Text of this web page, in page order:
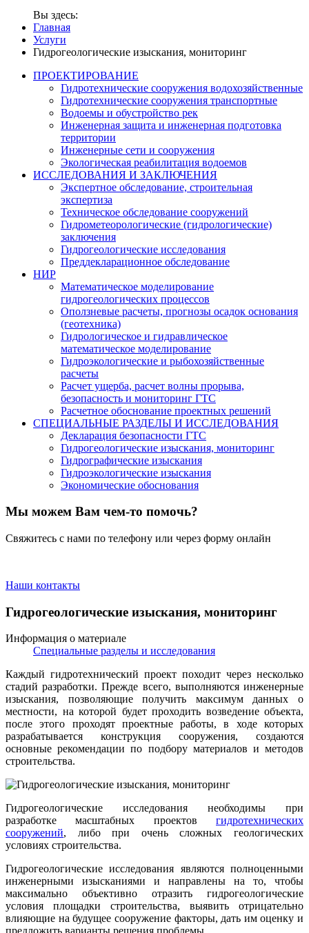
Вы здесь:
Главная
Услуги
Гидрогеологические изыскания, мониторинг
ПРОЕКТИРОВАНИЕ
Гидротехнические сооружения водохозяйственные
Гидротехнические сооружения транспортные
Водоемы и обустройство рек
Инженерная защита и инженерная подготовка
территории
Инженерные сети и сооружения
Экологическая реабилитация водоемов
ИССЛЕДОВАНИЯ И ЗАКЛЮЧЕНИЯ
Экспертное обследование, строительная
экспертиза
Техническое обследование сооружений
Гидрометеорологические (гидрологические)
заключения
Гидрогеологические исследования
Преддекларационное обследование
НИР
Математическое моделирование
гидрогеологических процессов
Оползневые расчеты, прогнозы осадок основания
(геотехника)
Гидрологическое и гидравлическое
математическое моделирование
Гидроэкологические и рыбохозяйственные
расчеты
Расчет ущерба, расчет волны прорыва,
безопасность и мониторинг ГТС
Расчетное обоснование проектных решений
СПЕЦИАЛЬНЫЕ РАЗДЕЛЫ И ИССЛЕДОВАНИЯ
Декларация безопасности ГТС
Гидрогеологические изыскания, мониторинг
Гидрографические изыскания
Гидроэкологические изыскания
Экономические обоснования
Мы можем Вам чем-то помочь?
Свяжитесь с нами по телефону или через форму онлайн
Наши контакты
Гидрогеологические изыскания, мониторинг
Информация о материале
Специальные разделы и исследования
Каждый гидротехнический проект походит через несколько
стадий разработки. Прежде всего, выполняются инженерные
изыскания, позволяющие получить максимум данных о
местности, на которой будет проходить возведение объекта,
после этого проходят проектные работы, в ходе которых
разрабатывается конструкция сооружения, создаются
основные рекомендации по подбору материалов и методов
строительства.
Гидрогеологические исследования необходимы при
разработке масштабных проектов гидротехнических
сооружений, либо при очень сложных геологических
условиях строительства.
Гидрогеологические исследования являются полноценными
инженерными изысканиями и направлены на то, чтобы
максимально объективно отразить гидрогеологические
условия площадки строительства, выявить отрицательно
влияющие на будущее сооружение факторы, дать им оценку и